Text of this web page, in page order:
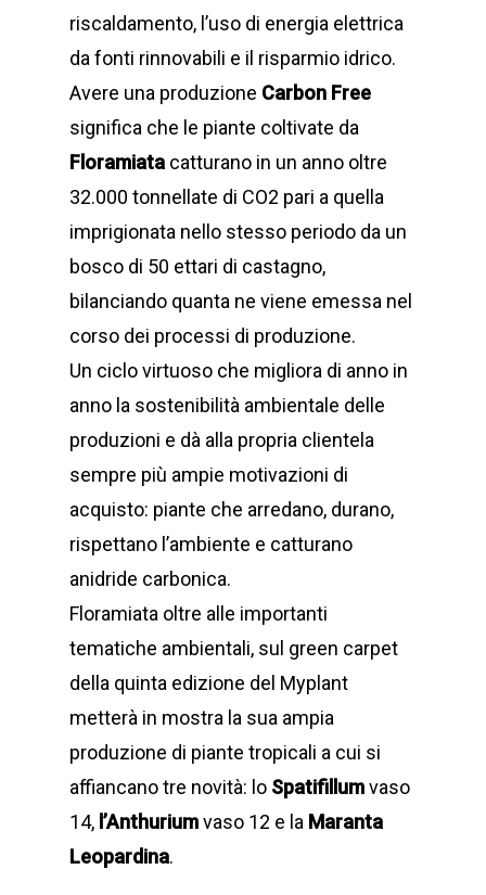
riscaldamento, l’uso di energia elettrica
da fonti rinnovabili e il risparmio idrico.
Avere una produzione Carbon Free
significa che le piante coltivate da
Floramiata catturano in un anno oltre
32.000 tonnellate di CO2 pari a quella
imprigionata nello stesso periodo da un
bosco di 50 ettari di castagno,
bilanciando quanta ne viene emessa nel
corso dei processi di produzione.
Un ciclo virtuoso che migliora di anno in
anno la sostenibilità ambientale delle
produzioni e dà alla propria clientela
sempre più ampie motivazioni di
acquisto: piante che arredano, durano,
rispettano l’ambiente e catturano
anidride carbonica.
Floramiata oltre alle importanti
tematiche ambientali, sul green carpet
della quinta edizione del Myplant
metterà in mostra la sua ampia
produzione di piante tropicali a cui si
affiancano tre novità: lo Spatifillumvaso
14, l’Anthuriumvaso 12 e la Maranta
Leopardina.